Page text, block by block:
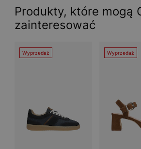
Produkty, które mogą
zainteresować
Wyprzedaż Wyprzedaż